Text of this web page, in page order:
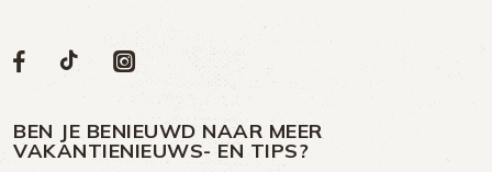
Volg
op
Social
Volg
op
Facebook
Volg
op
TikTok
Volg
op
Instagram
BEN JE BENIEUWD NAAR MEER
VAKANTIENIEUWS- EN TIPS?